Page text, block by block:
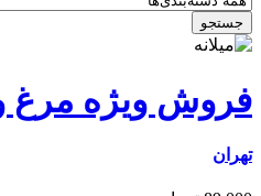
جستجو
فروش ویژه مرغ
تهران